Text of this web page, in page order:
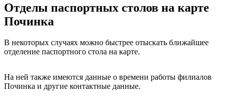
Отделы паспортных столов на карте
Починка
В некоторых случаях можно быстрее отыскать ближайшее
отделение паспортного стола на карте.
+
На ней также имеются данные о времени работы филиалов
Починка и другие контактные данные.